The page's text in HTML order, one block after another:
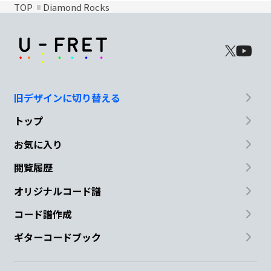
TOP Diamond Rocks
旧デザインに切り替える
トップ
お気に入り
閲覧履歴
オリジナルコード譜
コード譜作成
ギターコードブック